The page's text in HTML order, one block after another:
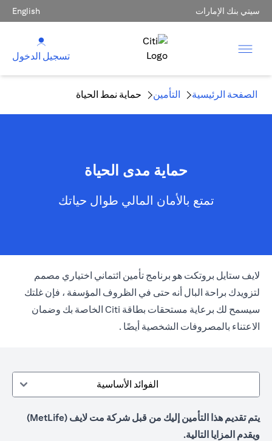
سيتي بنك الإمارات English
تسجيل الدخول
الصفحة الرئيسية التأمين حماية نمط الحياة
حماية مدى الحياة
تمتع بالأمان المالي طوال حياتك
لايف ستايل بروتكت هو برنامج تأمين ائتماني اختياري مصمم
لتزويدك براحة البال أنه حتى في الظروف المؤسفة ، فإن غلتك
سيسمح لك برعاية مستحقات بطاقة Citi الخاصة بك وضمان
الاعتناء بالمصروفات الشخصية أيضًا .
الفوائد الأساسية
يتم تقديم هذا التأمين إليك من قبل شركة مت لايف (MetLife)
ويقدم المزايا التالية.